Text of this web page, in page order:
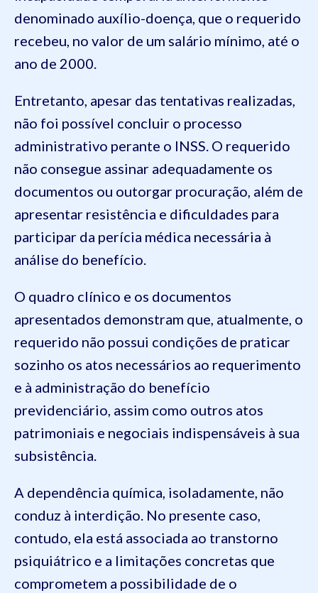
denominado auxílio-doença, que o requerido
recebeu, no valor de um salário mínimo, até o
ano de 2000.
Entretanto, apesar das tentativas realizadas,
não foi possível concluir o processo
administrativo perante o INSS. O requerido
não consegue assinar adequadamente os
documentos ou outorgar procuração, além de
apresentar resistência e dificuldades para
participar da perícia médica necessária à
análise do benefício.
O quadro clínico e os documentos
apresentados demonstram que, atualmente, o
requerido não possui condições de praticar
sozinho os atos necessários ao requerimento
e à administração do benefício
previdenciário, assim como outros atos
patrimoniais e negociais indispensáveis à sua
subsistência.
A dependência química, isoladamente, não
conduz à interdição. No presente caso,
contudo, ela está associada ao transtorno
psiquiátrico e a limitações concretas que
comprometem a possibilidade de o